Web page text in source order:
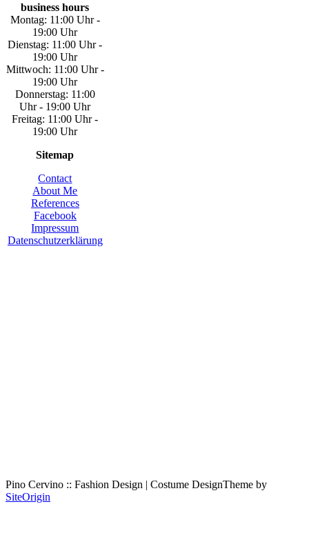
business hours
Montag: 11:00 Uhr -
19:00 Uhr
Dienstag: 11:00 Uhr -
19:00 Uhr
Mittwoch: 11:00 Uhr -
19:00 Uhr
Donnerstag: 11:00
Uhr - 19:00 Uhr
Freitag: 11:00 Uhr -
19:00 Uhr
Sitemap
Contact
About Me
References
Facebook
Impressum
Datenschutzerklärung
Pino Cervino :: Fashion Design | Costume DesignTheme by
SiteOrigin